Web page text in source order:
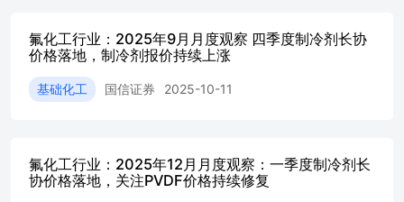
份等公司。 风险提示：氟化工产品需求不及预期；政策风
换代进程加快、配额发放政策变更等）；全球贸易摩擦及出
各公司项目投产进度不及预期；原材料价格上涨；化工安全
化工行业整体表现......................................................62、5
踪...................................................113、空调/汽车/冰箱排
踪......................................123.1空调：终端需求承压，6月
氟化工行业：2025年9月月度观察 四季度制冷剂长协
价格落地，制冷剂报价持续上涨
基础化工 国信证券 2025-10-11
氟化工行业：2025年12月月度观察：一季度制冷剂长
协价格落地，关注PVDF价格持续修复